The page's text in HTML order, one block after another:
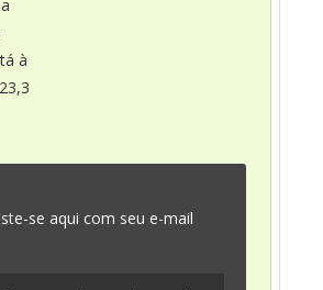
à
se aqui com seu e-mail